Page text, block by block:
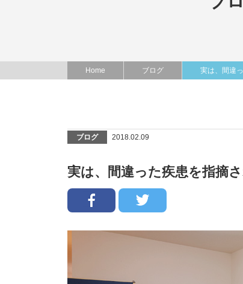
Home ブログ 実は、間違
ブログ 2018.02.09
実は、間違った疾患を指摘